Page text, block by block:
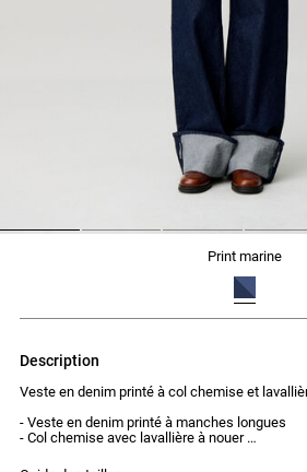
print marine
description
Veste en denim printé à col chemise et
- Veste en denim printé à manches longues
- Col chemise avec lavallière à nouer
- Patte de boutonnage avec 4 boutons jean